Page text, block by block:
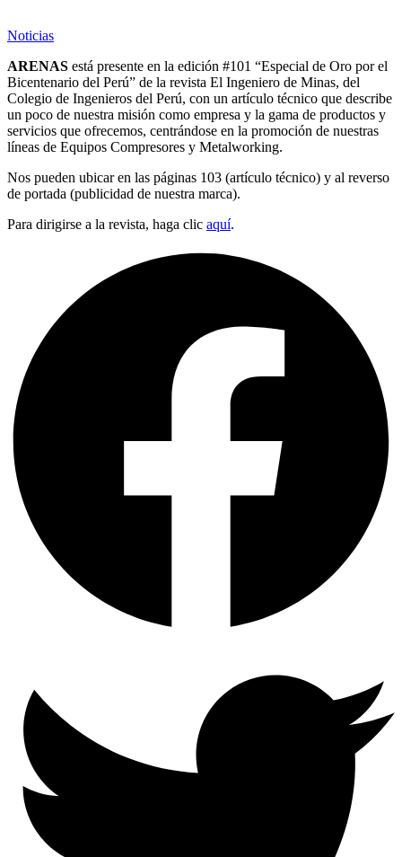
Noticias
ARENAS está presente en la edición #101 “Especial de Oro por el
Bicentenario del Perú” de la revista El Ingeniero de Minas, del
Colegio de Ingenieros del Perú, con un artículo técnico que describe
un poco de nuestra misión como empresa y la gama de productos y
servicios que ofrecemos, centrándose en la promoción de nuestras
líneas de Equipos Compresores y Metalworking.
Nos pueden ubicar en las páginas 103 (artículo técnico) y al reverso
de portada (publicidad de nuestra marca).
Para dirigirse a la revista, haga clic aquí.